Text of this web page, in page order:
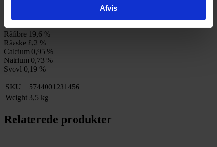
Afvis
Råfedt 3,1 %
Råfibre 19,6 %
Råaske 8,2 %
Calcium 0,95 %
Natrium 0,73 %
Svovl 0,19 %
SKU
5744001231456
Weight 3,5 kg
Relaterede produkter